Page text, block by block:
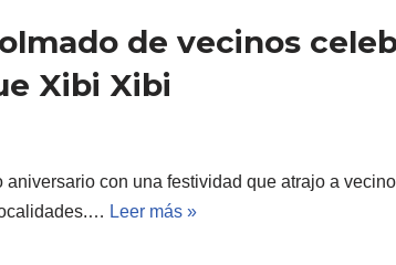
de vecinos
Xibi Xibi
con una festividad que atrajo a
Leer más »